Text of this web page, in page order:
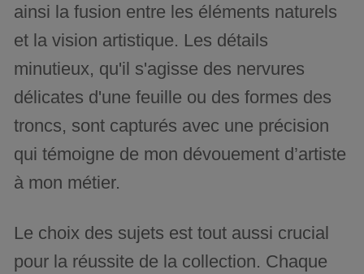
ainsi la fusion entre les éléments naturels
et la vision artistique. Les détails
minutieux, qu'il s'agisse des nervures
délicates d'une feuille ou des formes des
troncs, sont capturés avec une précision
qui témoigne de mon dévouement d’artiste
à mon métier.
Le choix des sujets est tout aussi crucial
pour la réussite de la collection. Chaque